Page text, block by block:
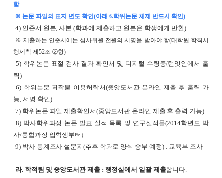
함
※ 논문 파일의 표지 년도 확인(아래 6.학위논문 체제 반드시 확인)
4) 인준서 원본, 사본 (학과에 제출하고 원본은 학생에게 반환)
※ 제출하는 인준서에는 심사위원 전원의 서명을 받아야 함(대학원 학칙시
행세칙 제52조 ②항)
5) 학위논문 표절 검사 결과 확인서 및 디지털 수령증(턴잇인에서 출
력)
6) 학위논문 저작물 이용허락서(중앙도서관 온라인 제출 후 출력 가
능, 서명 확인)
7) 학위논문 파일 제출확인서(중앙도서관 온라인 제출 후 출력 가능)
8) 박사학위과정 논문 발표 실적 목록 및 연구실적물(2014학년도 박
사/통합과정 입학생부터)
9) 박사 통계조사 설문지(추후 학과로 양식 송부 예정) : 교육부 조사
라. 학적팀 및 중앙도서관 제출 : 행정실에서 일괄 제출합니다.